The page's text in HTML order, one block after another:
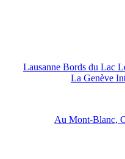
Lausanne Bords du Lac
La Genève
Au Mont-Blanc,